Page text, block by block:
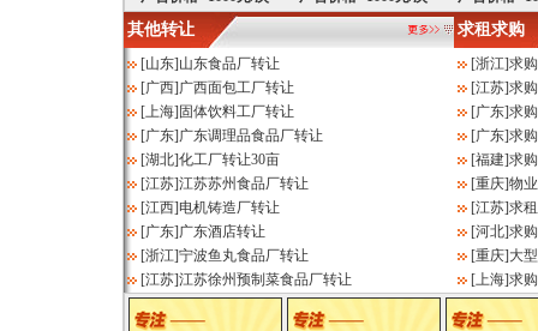
其他转让 求租求购
[山东]山东食品厂转让
[广西]广西面包工厂转让
[上海] 固体饮料工厂转让
[广东]广东调理品食品厂转让
[湖北]化工厂转让30亩
[江苏]江苏苏州食品厂转让
[江西]电机铸造厂转让
[广东]广东酒店转让
[浙江]宁波鱼丸食品厂转让
[江苏]江苏徐州预制菜食品厂转让
[浙江]求
[江苏]求
[广东]求
[广东]求
[福建]求
[重庆]物
[江苏]求
[河北]求
[重庆]大
[上海]求